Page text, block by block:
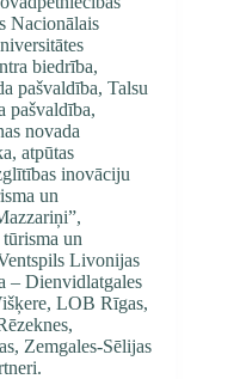
Nacionālais
biedrība,
pašvaldība, Talsu
pašvaldība,
novada
atpūtas
inovāciju
un
un
Livonijas
– Dienvidlatgales
LOB Rīgas,
Zemgales-Sēlijas